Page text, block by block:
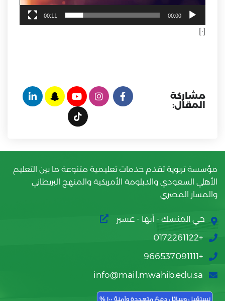
00:00
00:11
[:]
مشاركة
المقال:
مؤسسة تربوية تقدم خدمات تعليمية متنوعة ما بين التعليم
الأهلي السعودي والدبلومة الأمريكية والمنهج البريطاني
والمسار المصري
حي المنسك - أبها - عسير
+0172261122
+966537091111
info@mail.mwahib.edu.sa